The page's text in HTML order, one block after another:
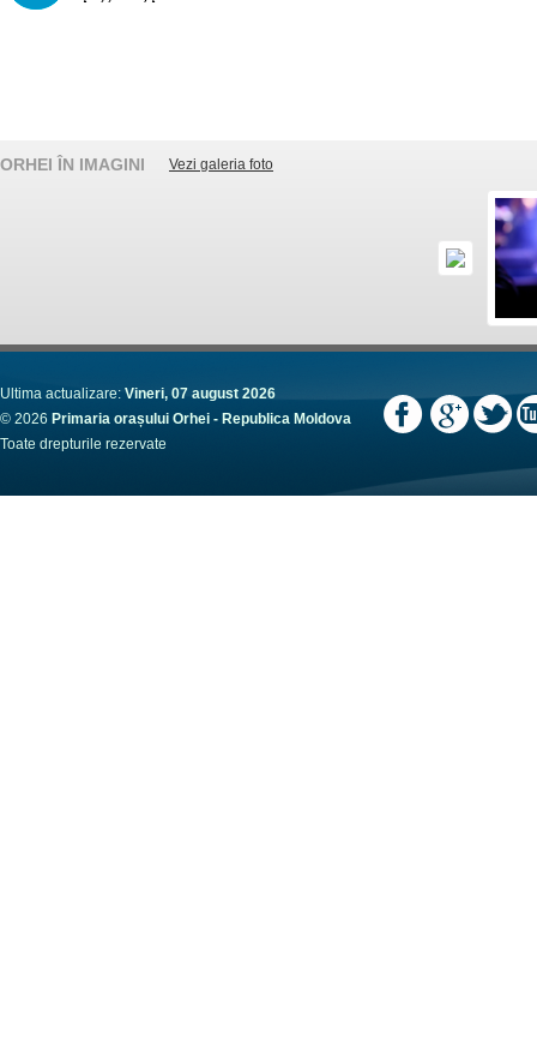
ORHEI ÎN IMAGINI Vezi galeria foto
Ultima actualizare: Vineri, 07 august 2026
© 2026 Primaria orașului Orhei - Republica Moldova
Toate drepturile rezervate